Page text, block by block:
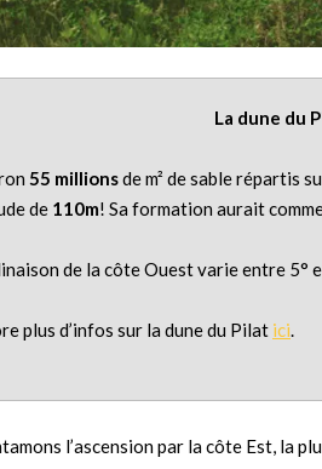
La dune du
55 millionsde m² de sable répartis
de 110m! Sa formation aurait
de la côte Ouest varie entre 5°
plus d’infos sur la dune du Pilat ici.
l’ascension par la côte Est, la